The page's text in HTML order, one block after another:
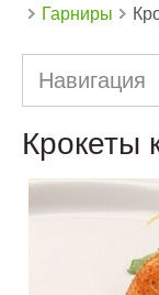
Гарниры
Навигация
Крокеты